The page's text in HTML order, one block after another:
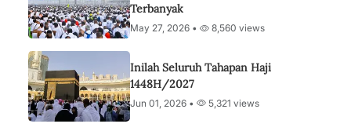
Terbanyak
May 27, 2026 • 8,560 views
Inilah Seluruh Tahapan Haji
1448H/2027
Jun 01, 2026 • 5,321 views